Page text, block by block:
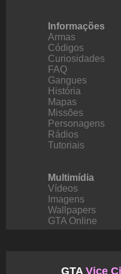
Informações
Armas
Códigos
Curiosidades
FAQ
Gangues
História
Mapas
Missões
Personagens
Rádios
Tutoriais
Multimídia
Vídeos
Imagens
Wallpapers
GTA Online
GTA Vice